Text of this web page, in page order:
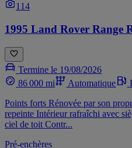
114
1995 Land Rover Range
Termine le 19/08/2026
86 000 mi
Automatique
Points forts Rénovée par son
repeinte Intérieur rafraîchi avec
ciel de toit Contr...
Pré-enchères